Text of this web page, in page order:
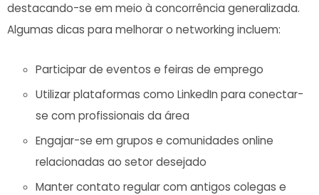
destacando-se em meio‍ à concorrência generalizada.
Algumas dicas para melhorar o networking⁣ incluem:
Participar de eventos e feiras⁢ de emprego
Utilizar plataformas como LinkedIn para conectar-
se com profissionais da área
Engajar-se em​ grupos⁤ e⁤ comunidades online⁢
relacionadas ao setor desejado
Manter contato regular ⁣com antigos colegas e ​